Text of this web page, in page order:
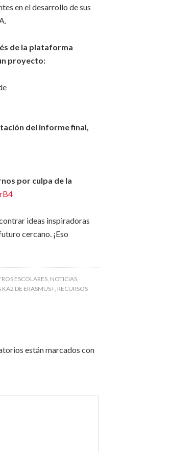
en el desarrollo de sus
de la plataforma
proyecto:
del informe final,
por culpa de la
ideas inspiradoras
cercano. ¡Eso
ESCOLARES, NOTICIAS,
KA2 DE ERASMUS+, RECURSOS
están marcados con